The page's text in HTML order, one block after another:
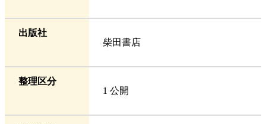
出版社
柴田書店
整理区分
1 公開